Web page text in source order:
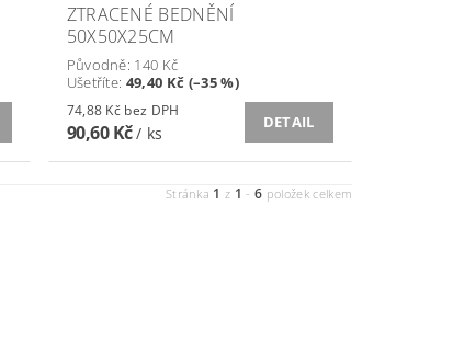
ZTRACENÉ BEDNĚNÍ
50X50X25CM
Původně: 140 Kč
Ušetříte: 49,40 Kč (–35 %)
74,88 Kč bez DPH
90,60 Kč/ ks
DETAIL
Stránka 1 z 1 -6 položek celkem